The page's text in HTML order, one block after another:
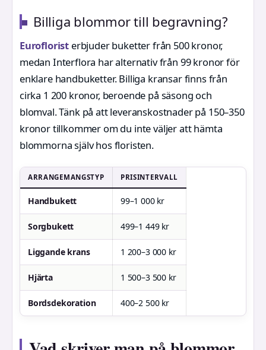
Billiga blommor till begravning?
Euroflorist erbjuder buketter från 500 kronor,
medan Interflora har alternativ från 99 kronor för
enklare handbuketter. Billiga kransar finns från
cirka 1 200 kronor, beroende på säsong och
blomval. Tänk på att leveranskostnader på 150–350
kronor tillkommer om du inte väljer att hämta
blommorna själv hos floristen.
ARRANGEMANGSTYP PRISINTERVALL
Handbukett 99–1 000 kr
Sorgbukett 499–1 449 kr
Liggande krans 1 200–3 000 kr
Hjärta 1 500–3 500 kr
Bordsdekoration 400–2 500 kr